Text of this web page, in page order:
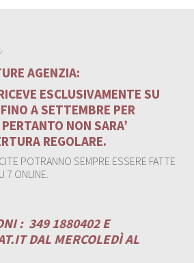
AGENZIA:
ESCLUSIVAMENTE SU
A SETTEMBRE PER
NON SARA’
REGOLARE.
POTRANNO SEMPRE ESSERE FATTE
7 ONLINE.
: 349 1880402 E
DAL MERCOLEDÌ AL